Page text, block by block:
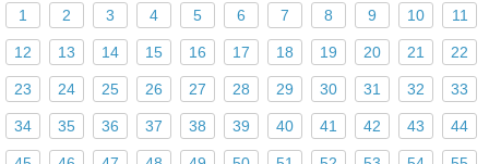
1 2 3 4 5 6 7 8 9 10 11
12 13 14 15 16 17 18 19 20 21 22
23 24 25 26 27 28 29 30 31 32 33
34 35 36 37 38 39 40 41 42 43 44